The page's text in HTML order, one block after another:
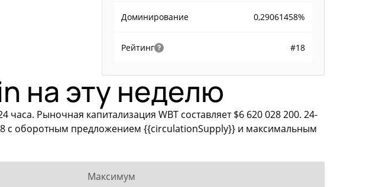
Доминирование 0,29061458%
Рейтинг #18
на эту неделю
Рыночная капитализация WBT составляет $6 620 028 200. 24-
с оборотным предложением {{circulationSupply}} и максимальным
Максимум